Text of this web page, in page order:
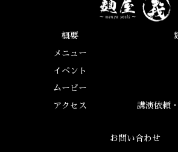
概要
メニュー
イベント
ムービー
アクセス
講演依頼
お問い合わせ